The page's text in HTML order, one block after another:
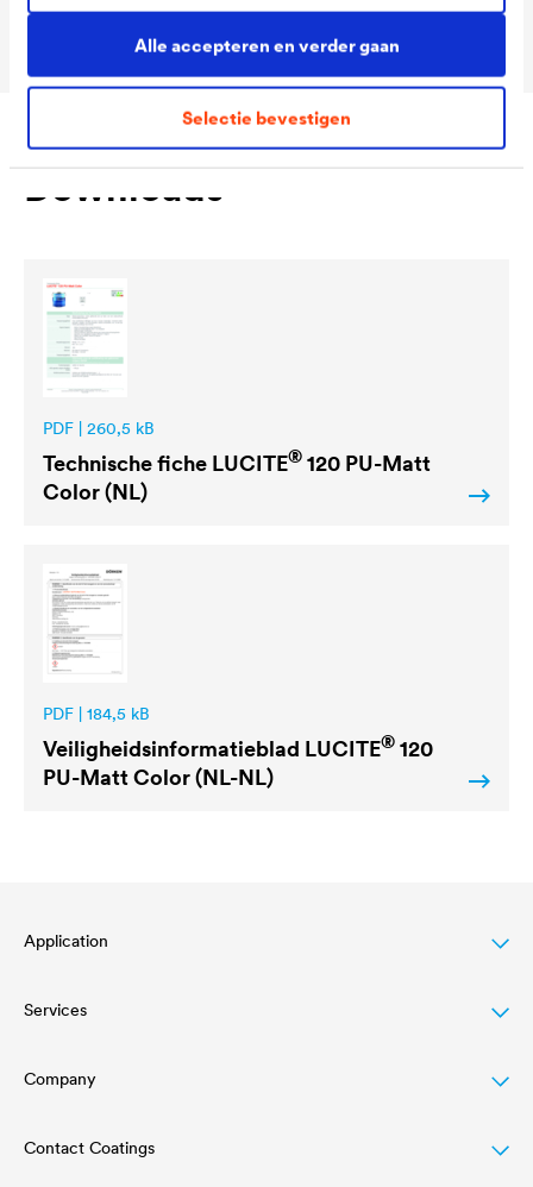
Alle accepteren en verder gaan
Selectie bevestigen
MIX
Downloads
PDF | 260,5 kB
Technische fiche LUCITE® 120 PU-Matt
Color (NL)
PDF | 184,5 kB
Veiligheidsinformatieblad LUCITE® 120
PU-Matt Color (NL-NL)
Application
Wood varnish
Agriculture
Automotive
Services
Download
Referenties
Company
Structure
Contact Coatings